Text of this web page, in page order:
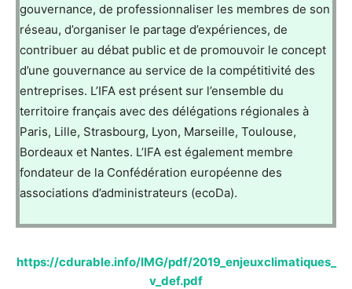
gouvernance, de professionnaliser les membres de son
réseau, d’organiser le partage d’expériences, de
contribuer au débat public et de promouvoir le concept
d’une gouvernance au service de la compétitivité des
entreprises. L’IFA est présent sur l’ensemble du
territoire français avec des délégations régionales à
Paris, Lille, Strasbourg, Lyon, Marseille, Toulouse,
Bordeaux et Nantes. L’IFA est également membre
fondateur de la Confédération européenne des
associations d’administrateurs (ecoDa).
https://cdurable.info/IMG/pdf/2019_enjeuxclimatiques_
v_def.pdf